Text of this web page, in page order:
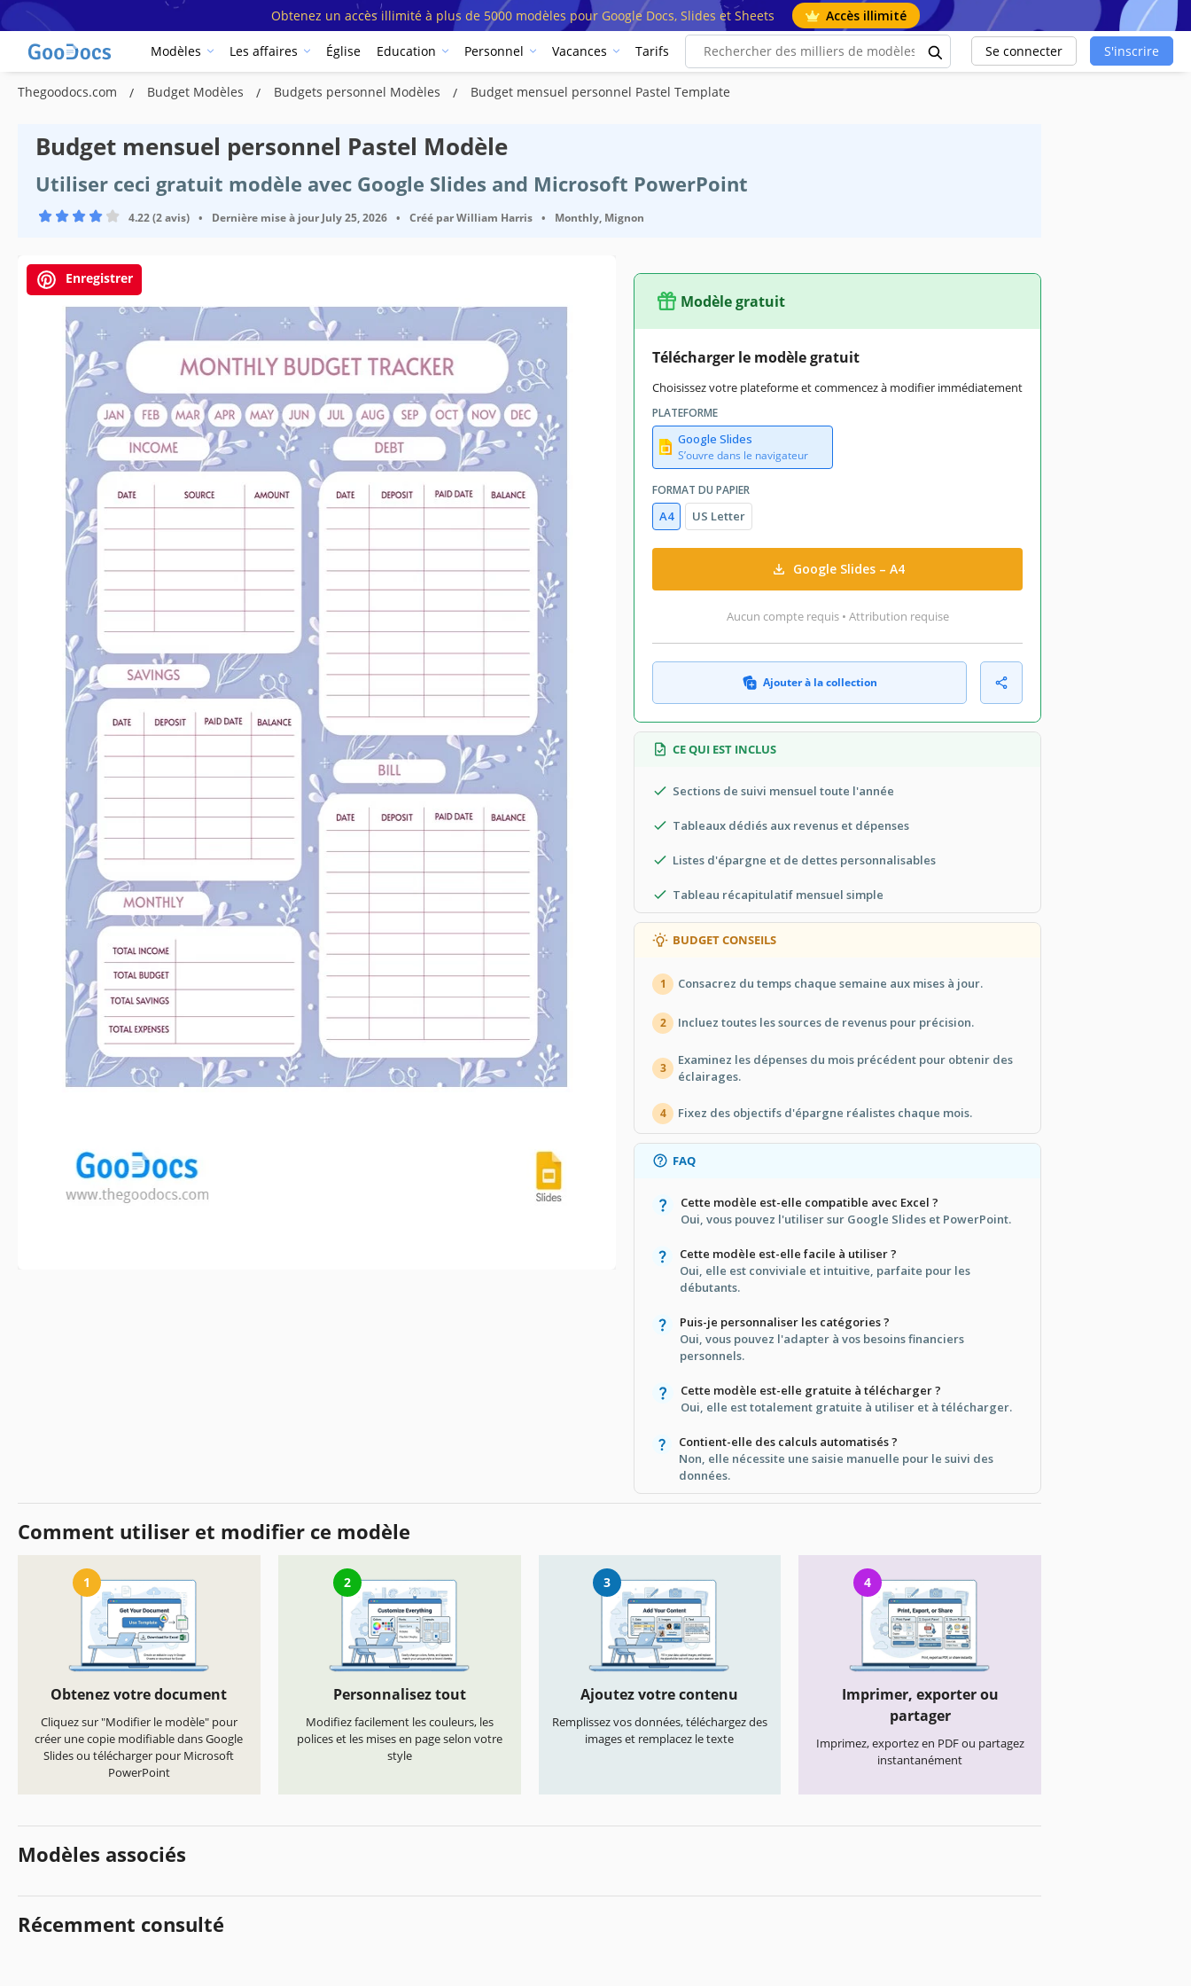
Obtenez un accès illimité à plus de 5000 modèles pour Google Docs, Slides et Sheets Accès illimité
Modèles Les affaires Église Education Personnel Vacances Tarifs Se connecter S'inscrire
Thegoodocs.com Budget Modèles Budgets personnel Modèles Budget mensuel personnel Pastel Template
Budget mensuel personnel Pastel Modèle
Utiliser ceci gratuit modèle avec Google Slides and Microsoft PowerPoint
4.22 (2 avis) • Dernière mise à jour July 25, 2026 • Créé parWilliam Harris • Monthly, Mignon
Enregistrer
Spécifications du modèle
February 3, 2022
Dernière mise à jour
Communauté
Ajouté aux collections par 15 Utilisateurs
Statistiques d’utilisation
3 téléchargements ce mois-ci
Caractéristiques principales de ce modèle
Période budgétaire
Monthly Budget Modèles
Convient pour
Mignon Budget Modèles
À propos de ce modèle
Profitez de calculer votre budget mensuel avec notre modèle qui a un design magnifique. Écrivez
votre revenu, vos économies, vos dettes et toutes les autres informations liées à votre situation
financière sur ce modèle et commencez à contrôler vos dépenses. La chose spéciale à propos de
nos produits est qu'ils sont tous très faciles à utiliser. Ouvrez simplement ce document dans Google
Docs et commencez à le modifier sans avoir à apprendre des informations supplémentaires sur son
fonctionnement.
Modèle gratuit
Télécharger le modèle gratuit
Choisissez votre plateforme et commencez à modifier immédiatement
PLATEFORME
Google Slides
S’ouvre dans le navigateur
FORMAT DU PAPIER
A4 US Letter
Google Slides – A4
Aucun compte requis • Attribution requise
Ajouter à la collection
CE QUI EST INCLUS
Sections de suivi mensuel toute l'année
Tableaux dédiés aux revenus et dépenses
Listes d'épargne et de dettes personnalisables
Tableau récapitulatif mensuel simple
BUDGET CONSEILS
1 Consacrez du temps chaque semaine aux mises à jour.
2 Incluez toutes les sources de revenus pour précision.
3
Examinez les dépenses du mois précédent pour obtenir des
éclairages.
4 Fixez des objectifs d'épargne réalistes chaque mois.
FAQ
Cette modèle est-elle compatible avec Excel ?
Oui, vous pouvez l'utiliser sur Google Slides et PowerPoint.
Cette modèle est-elle facile à utiliser ?
Oui, elle est conviviale et intuitive, parfaite pour les
débutants.
Puis-je personnaliser les catégories ?
Oui, vous pouvez l'adapter à vos besoins financiers
personnels.
Cette modèle est-elle gratuite à télécharger ?
Oui, elle est totalement gratuite à utiliser et à télécharger.
Contient-elle des calculs automatisés ?
Non, elle nécessite une saisie manuelle pour le suivi des
données.
Comment utiliser et modifier ce modèle
1
Obtenez votre document
Cliquez sur "Modifier le modèle" pour
créer une copie modifiable dans Google
Slides ou télécharger pour Microsoft
PowerPoint
2
Personnalisez tout
Modifiez facilement les couleurs, les
polices et les mises en page selon votre
style
3
Ajoutez votre contenu
Remplissez vos données, téléchargez des
images et remplacez le texte
4
Imprimer, exporter ou
partager
Imprimez, exportez en PDF ou partagez
instantanément
Modèles associés
Récemment consulté